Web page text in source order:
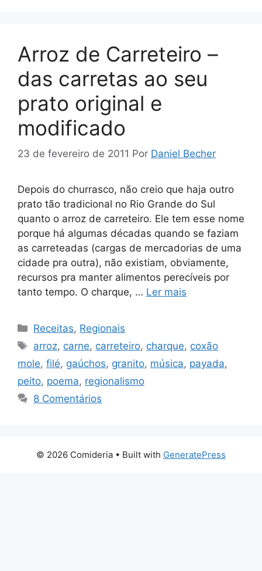
Arroz de Carreteiro –
das carretas ao seu
prato original e
modificado
23 de fevereiro de 2011 Por Daniel Becher
Depois do churrasco, não creio que haja outro
prato tão tradicional no Rio Grande do Sul
quanto o arroz de carreteiro. Ele tem esse nome
porque há algumas décadas quando se faziam
as carreteadas (cargas de mercadorias de uma
cidade pra outra), não existiam, obviamente,
recursos pra manter alimentos perecíveis por
tanto tempo. O charque, … Ler mais
Categorias
Receitas, Regionais
Tags
arroz, carne, carreteiro, charque, coxão
mole, filé, gaúchos, granito, música, payada,
peito, poema, regionalismo
8 Comentários
© 2026 Comideria • Built with GeneratePress